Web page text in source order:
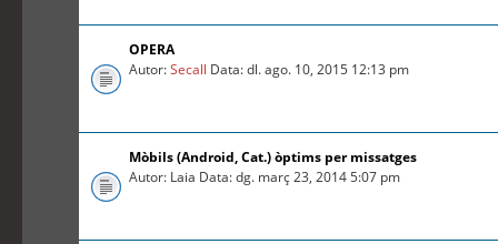
OPERA
Autor:Secall Data: dl. ago. 10, 2015 12:13 pm
Mòbils (Android, Cat.) òptims per missatges
Autor: Laia Data: dg. març 23, 2014 5:07 pm